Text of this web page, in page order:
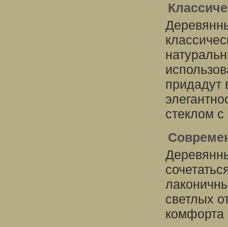
стеклом
светлых
комфорта